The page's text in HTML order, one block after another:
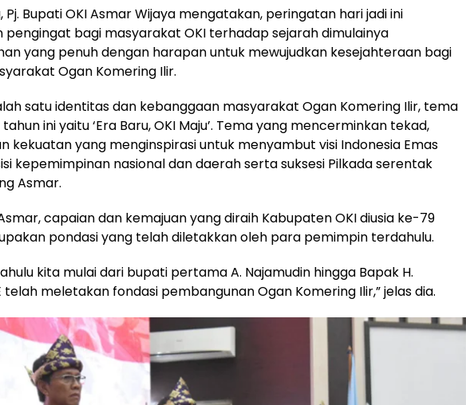
Pj. Bupati OKI Asmar Wijaya mengatakan, peringatan hari jadi ini
pengingat bagi masyarakat OKI terhadap sejarah dimulainya
yang penuh dengan harapan untuk mewujudkan kesejahteraan bagi
Ogan Komering Ilir.
satu identitas dan kebanggaan masyarakat Ogan Komering Ilir, tema
ini yaitu ‘Era Baru, OKI Maju’. Tema yang mencerminkan tekad,
kekuatan yang menginspirasi untuk menyambut visi Indonesia Emas
kepemimpinan nasional dan daerah serta suksesi Pilkada serentak
Asmar.
capaian dan kemajuan yang diraih Kabupaten OKI diusia ke-79
pondasi yang telah diletakkan oleh para pemimpin terdahulu.
kita mulai dari bupati pertama A. Najamudin hingga Bapak H.
telah meletakan fondasi pembangunan Ogan Komering Ilir,” jelas dia.